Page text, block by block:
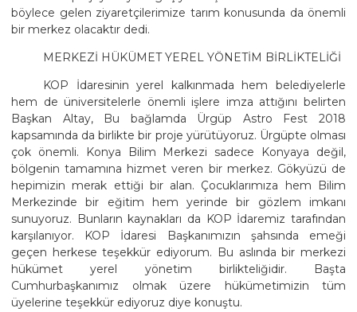
böylece gelen ziyaretçilerimize tarım konusunda da önemli
bir merkez olacaktır dedi.
MERKEZİ HÜKÜMET YEREL YÖNETİM BİRLİKTELİĞİ
KOP İdaresinin yerel kalkınmada hem belediyelerle
hem de üniversitelerle önemli işlere imza attığını belirten
Başkan Altay, Bu bağlamda Ürgüp Astro Fest 2018
kapsamında da birlikte bir proje yürütüyoruz. Ürgüpte olması
çok önemli. Konya Bilim Merkezi sadece Konyaya değil,
bölgenin tamamına hizmet veren bir merkez. Gökyüzü de
hepimizin merak ettiği bir alan. Çocuklarımıza hem Bilim
Merkezinde bir eğitim hem yerinde bir gözlem imkanı
sunuyoruz. Bunların kaynakları da KOP İdaremiz tarafından
karşılanıyor. KOP İdaresi Başkanımızın şahsında emeği
geçen herkese teşekkür ediyorum. Bu aslında bir merkezi
hükümet yerel yönetim birlikteliğidir. Başta
Cumhurbaşkanımız olmak üzere hükümetimizin tüm
üyelerine teşekkür ediyoruz diye konuştu.